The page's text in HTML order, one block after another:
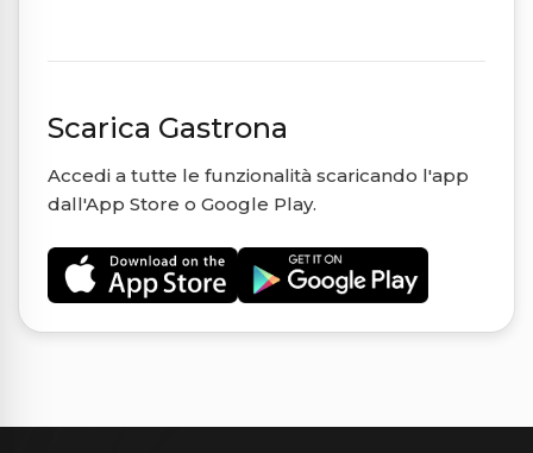
Scarica Gastrona
Accedi a tutte le funzionalità scaricando l'app
dall'App Store o Google Play.